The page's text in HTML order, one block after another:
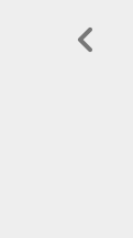
keyboard_arrow_left